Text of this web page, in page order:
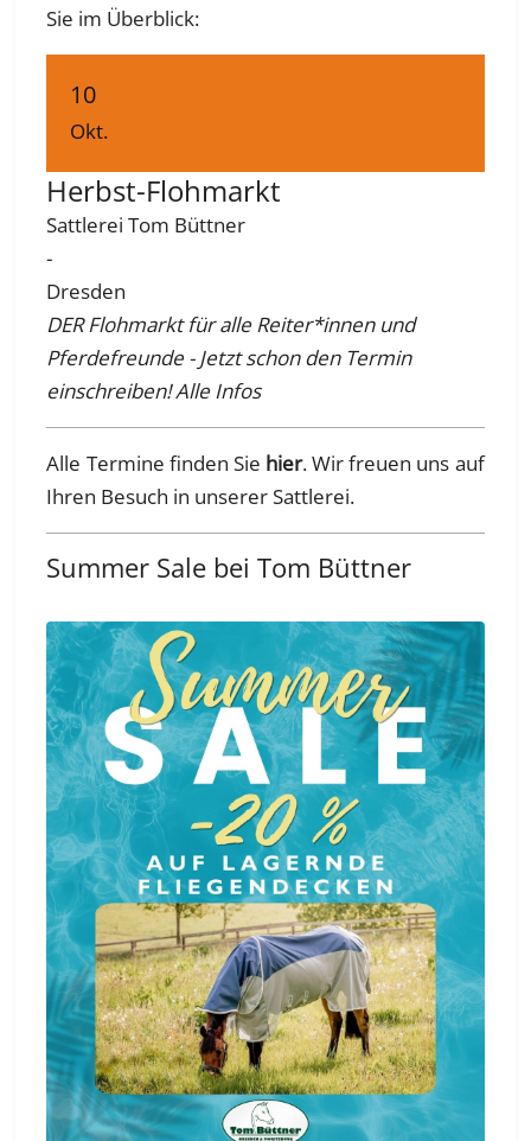
Sie im Überblick:
10
Okt.
Herbst-Flohmarkt
Sattlerei Tom Büttner
-
Dresden
DER Flohmarkt für alle Reiter*innen und
Pferdefreunde - Jetzt schon den Termin
einschreiben! Alle Infos
Alle Termine finden Sie hier. Wir freuen uns auf
Ihren Besuch in unserer Sattlerei.
Summer Sale bei Tom Büttner